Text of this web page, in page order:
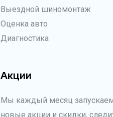
Выездной шиномонтаж
Оценка авто
Диагностика
Акции
Мы каждый месяц
новые акции и скидки,